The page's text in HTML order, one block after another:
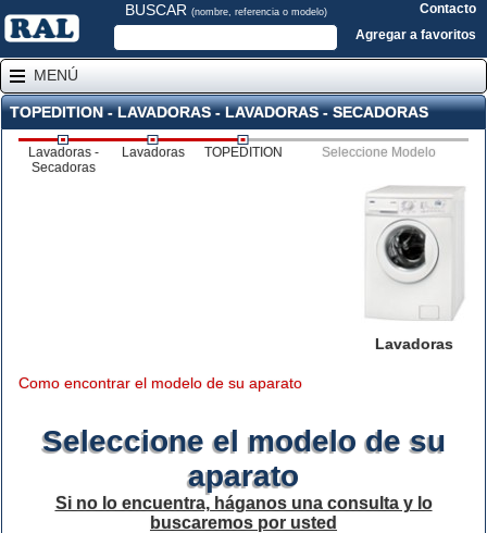
BUSCAR (nombre, referencia o modelo)
Contacto
Agregar a favoritos
MENÚ
TOPEDITION - LAVADORAS - LAVADORAS - SECADORAS
Lavadoras -
Secadoras
Lavadoras TOPEDITION Seleccione Modelo
Lavadoras
Como encontrar el modelo de su aparato
Seleccione el modelo de su
aparato
Si no lo encuentra, háganos una consulta y lo
buscaremos por usted